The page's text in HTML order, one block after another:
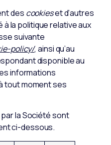
des cookieset d’autres
à la politique relative aux
suivante
policy/, ainsi qu’au
disponible au
informations
tout moment ses
la Société sont
ci-dessous.